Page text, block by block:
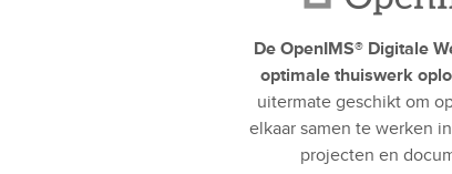
De OpenIMS® Digitale
optimale thuiswerk
uitermate geschikt om
elkaar samen te werken
projecten en